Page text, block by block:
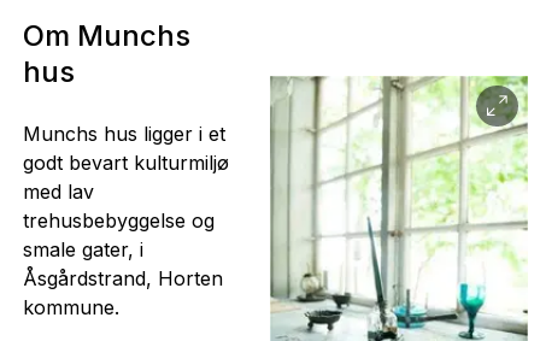
Om Munchs
hus
Munchs hus ligger i et
godt bevart kulturmiljø
med lav
trehusbebyggelse og
smale gater, i
Åsgårdstrand, Horten
kommune.